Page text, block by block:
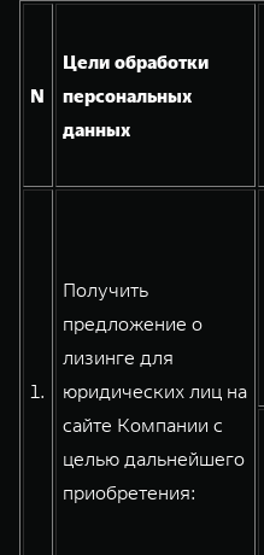
WEY 07
Расширяя границы комфорта
WEY 80
Масштаб возможностей
от 6 449 000 ₽
N
Цели обработки
персональных
данных
1.
Получить
предложение о
лизинге для
юридических лиц на
сайте Компании с
целью дальнейшего
приобретения: